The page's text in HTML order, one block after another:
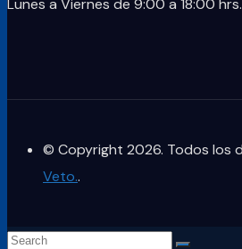
© Copyright 2026. Todos los
Veto..